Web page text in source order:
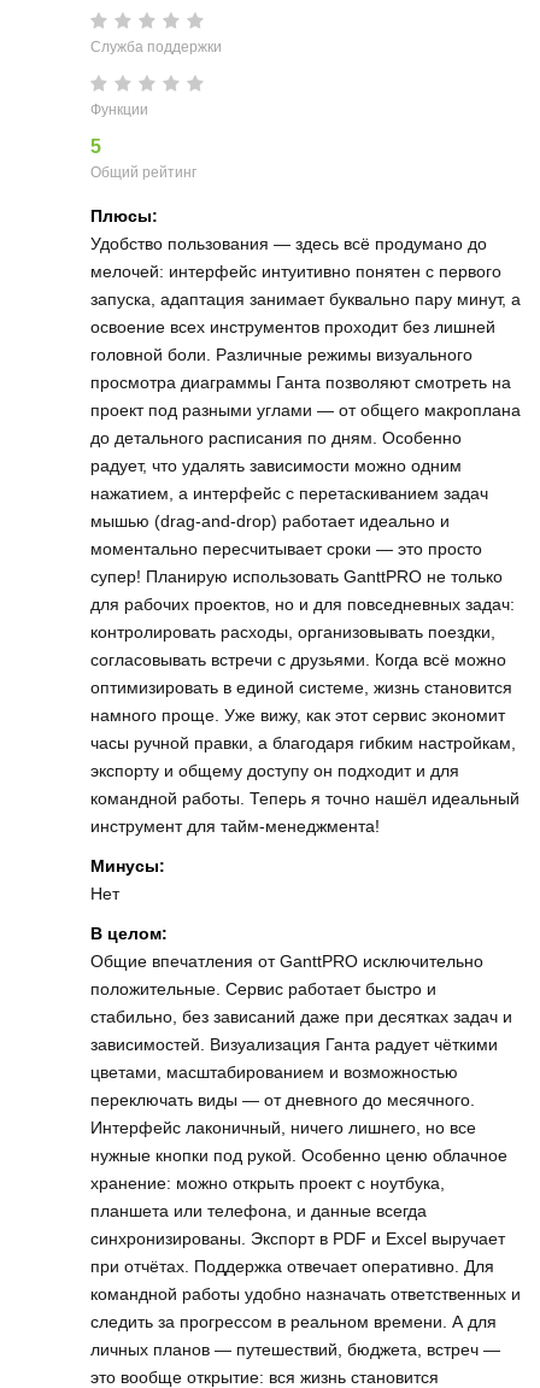
Служба поддержки
Функции
5
Общий рейтинг
Плюсы:
Удобство пользования — здесь всё продумано до
мелочей: интерфейс интуитивно понятен с первого
запуска, адаптация занимает буквально пару минут, а
освоение всех инструментов проходит без лишней
головной боли. Различные режимы визуального
просмотра диаграммы Ганта позволяют смотреть на
проект под разными углами — от общего макроплана
до детального расписания по дням. Особенно
радует, что удалять зависимости можно одним
нажатием, а интерфейс с перетаскиванием задач
мышью (drag‑and‑drop) работает идеально и
моментально пересчитывает сроки — это просто
супер! Планирую использовать GanttPRO не только
для рабочих проектов, но и для повседневных задач:
контролировать расходы, организовывать поездки,
согласовывать встречи с друзьями. Когда всё можно
оптимизировать в единой системе, жизнь становится
намного проще. Уже вижу, как этот сервис экономит
часы ручной правки, а благодаря гибким настройкам,
экспорту и общему доступу он подходит и для
командной работы. Теперь я точно нашёл идеальный
инструмент для тайм-менеджмента!
Минусы:
Нет
В целом:
Общие впечатления от GanttPRO исключительно
положительные. Сервис работает быстро и
стабильно, без зависаний даже при десятках задач и
зависимостей. Визуализация Ганта радует чёткими
цветами, масштабированием и возможностью
переключать виды — от дневного до месячного.
Интерфейс лаконичный, ничего лишнего, но все
нужные кнопки под рукой. Особенно ценю облачное
хранение: можно открыть проект с ноутбука,
планшета или телефона, и данные всегда
синхронизированы. Экспорт в PDF и Excel выручает
при отчётах. Поддержка отвечает оперативно. Для
командной работы удобно назначать ответственных и
следить за прогрессом в реальном времени. А для
личных планов — путешествий, бюджета, встреч —
это вообще открытие: вся жизнь становится